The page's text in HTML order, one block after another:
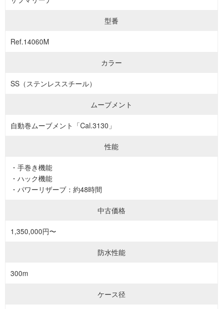
型番
Ref.14060M
カラー
SS（ステンレススチール）
ムーブメント
自動巻ムーブメント「Cal.3130」
性能
・手巻き機能
・ハック機能
・パワーリザーブ：約48時間
中古価格
1,350,000円〜
防水性能
300m
ケース径